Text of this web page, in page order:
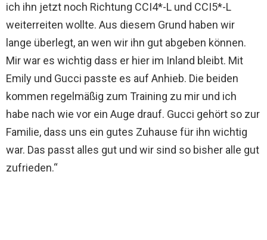
ich ihn jetzt noch Richtung CCI4*-L und CCI5*-L
weiterreiten wollte. Aus diesem Grund haben wir
lange überlegt, an wen wir ihn gut abgeben können.
Mir war es wichtig dass er hier im Inland bleibt. Mit
Emily und Gucci passte es auf Anhieb. Die beiden
kommen regelmäßig zum Training zu mir und ich
habe nach wie vor ein Auge drauf. Gucci gehört so zur
Familie, dass uns ein gutes Zuhause für ihn wichtig
war. Das passt alles gut und wir sind so bisher alle gut
zufrieden.“